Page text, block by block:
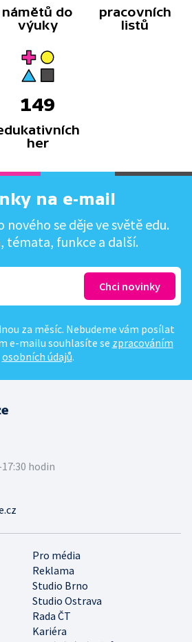
námětů do
výuky
pracovních
listů
149
her
na e-mail
nového se děje ve světě edu.
témata, funkce a další.
za měsíc. Nebudeme vám posílat
e-mailu souhlasíte se zpracováním
osobních údajů.